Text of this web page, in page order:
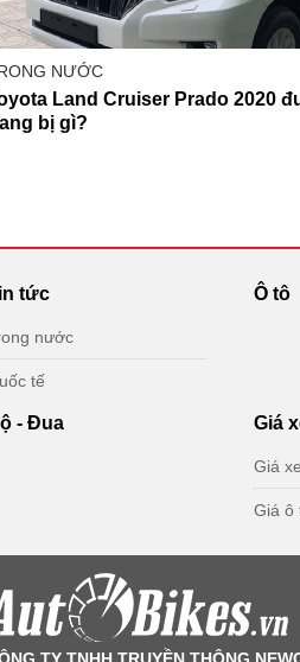
NƯỚC
Land Cruiser Prado 2020
bị gì?
tức
nước
tế
Ô tô
- Đua Giá
Giá
Giá ô